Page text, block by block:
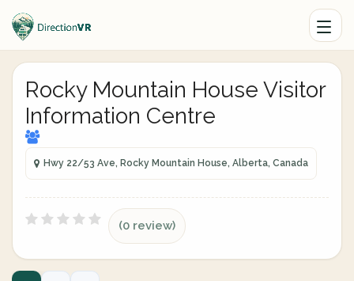
Rocky Mountain House Visitor
Information Centre
Hwy 22/53 Ave, Rocky Mountain House, Alberta, Canada
(0 review)